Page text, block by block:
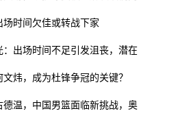
时间欠佳或转战下家
出场时间不足引发沮丧，潜在下家浮出水
炜，成为杜锋争冠的关键？
温，中国男篮面临新挑战，奥运之路再添